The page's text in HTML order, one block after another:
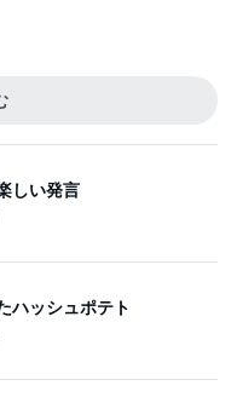
しい発言
ハッシュポテト